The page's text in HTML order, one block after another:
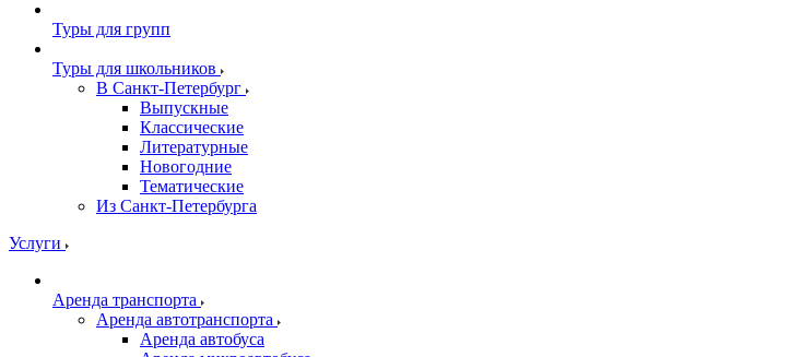
Туры для групп
Туры для школьников
В Санкт-Петербург
Выпускные
Классические
Литературные
Новогодние
Тематические
Из Санкт-Петербурга
Услуги
Аренда транспорта
Аренда автотранспорта
Аренда автобуса